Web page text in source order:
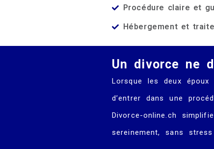
Procédure claire et
Hébergement et
Un divorce ne
Lorsque les deux
d’entrer dans une
Divorce-online.ch
sereinement, sans